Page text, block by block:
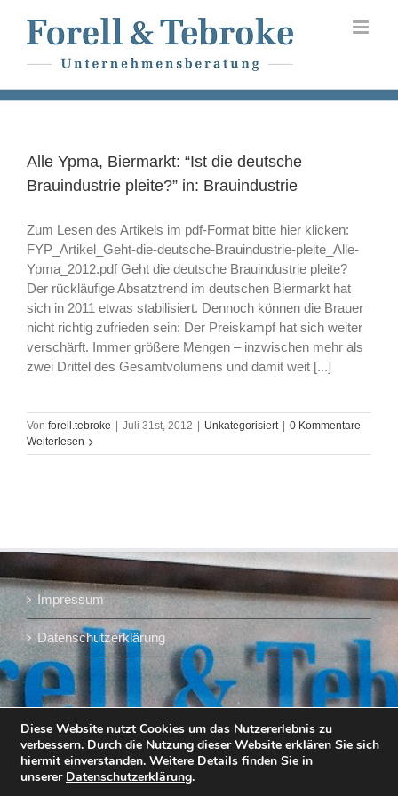
content
Alle Ypma, Biermarkt: “Ist die deutsche
Brauindustrie pleite?” in: Brauindustrie
Zum Lesen des Artikels im pdf-Format bitte hier klicken:
FYP_Artikel_Geht-die-deutsche-Brauindustrie-pleite_Alle-
Ypma_2012.pdf Geht die deutsche Brauindustrie pleite?
Der rückläufige Absatztrend im deutschen Biermarkt hat
sich in 2011 etwas stabilisiert. Dennoch können die Brauer
nicht richtig zufrieden sein: Der Preiskampf hat sich weiter
verschärft. Immer größere Mengen – inzwischen mehr als
zwei Drittel des Gesamtvolumens und damit weit [...]
Von forell.tebroke Juli 31st, 2012 Unkategorisiert
0 Kommentare
Weiterlesen
Impressum
Datenschutzerklärung
Diese Website nutzt Cookies um das Nutzererlebnis zu
verbessern. Durch die Nutzung dieser Website erklären Sie sich
hiermit einverstanden. Weitere Details finden Sie in
unserer Datenschutzerklärung.